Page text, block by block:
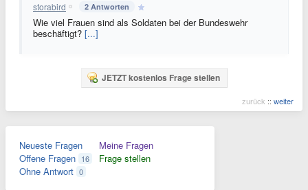
storabird 2 Antworten
Wie viel Frauen sind als Soldaten bei der Bundeswehr
beschäftigt? [...]
JETZT kostenlos Frage stellen
zurück :: weiter
Neueste Fragen
Offene Fragen 16
Ohne Antwort 0
Meine Fragen
Frage stellen